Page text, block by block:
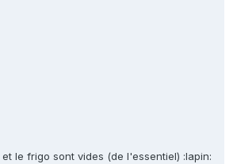
le frigo sont vides (de l'essentiel) :lapin: